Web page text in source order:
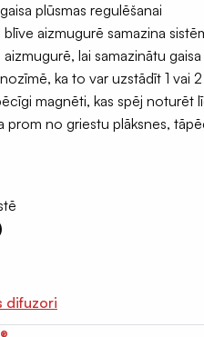
plūsmas regulēšanai
blīve aizmugurē samazina
lai samazinātu
ka to var uzstādīt 1 vai
magnēti, kas spēj noturēt
prom no griestu plāksnes,
difuzori